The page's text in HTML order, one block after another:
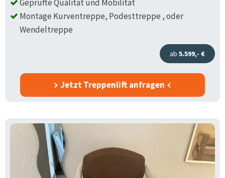
Geprüfte Qualität und Mobilität
Montage Kurventreppe, Podesttreppe , oder
Wendeltreppe
ab 5.599,- €
Jetzt Treppenlift anfragen